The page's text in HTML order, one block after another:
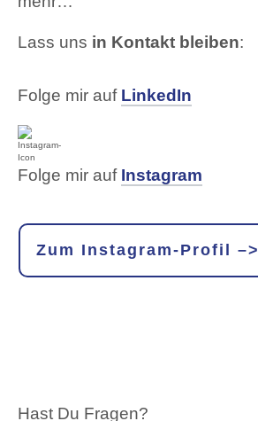
Lass uns in Kontakt bleiben:
Folge mir auf LinkedIn
Folge mir auf Instagram
Zum Instagram-Profil –>
Hast Du Fragen?